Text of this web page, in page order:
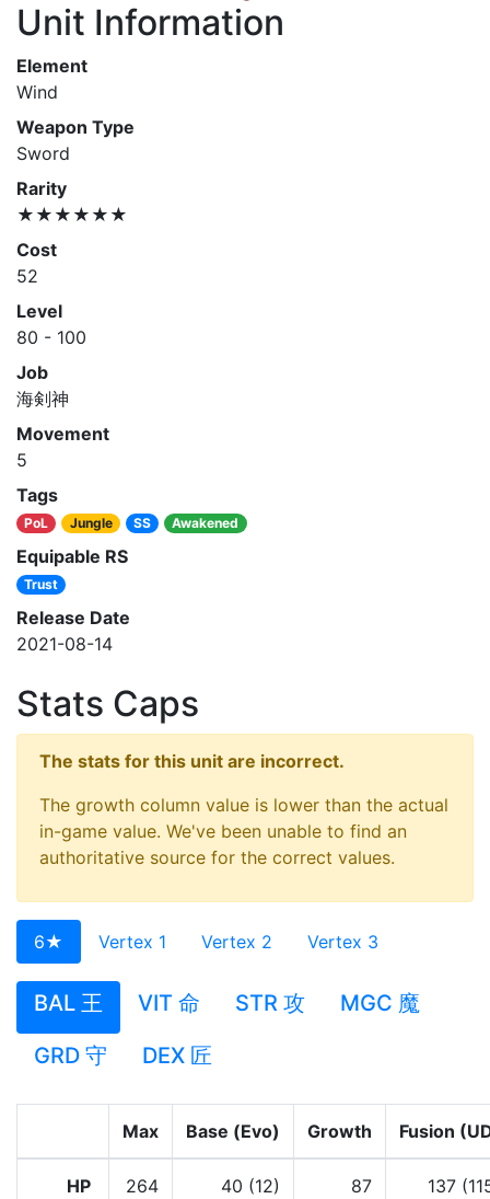
Unit Information
Element
Wind
Weapon Type
Sword
Rarity
★★★★★★
Cost
52
Level
80 - 100
Job
海剣神
Movement
5
Tags
PoL Jungle SS Awakened
Equipable RS
Trust
Release Date
2021-08-14
Stats Caps
The stats for this unit are incorrect.
The growth column value is lower than the actual
in-game value. We've been unable to find an
authoritative source for the correct values.
6★ Vertex 1 Vertex 2 Vertex 3
BAL 王 VIT 命 STR 攻
MGC 魔
GRD 守
DEX 匠
Max Base (Evo) Growth Fusion
HP 264 40 (12) 87 137